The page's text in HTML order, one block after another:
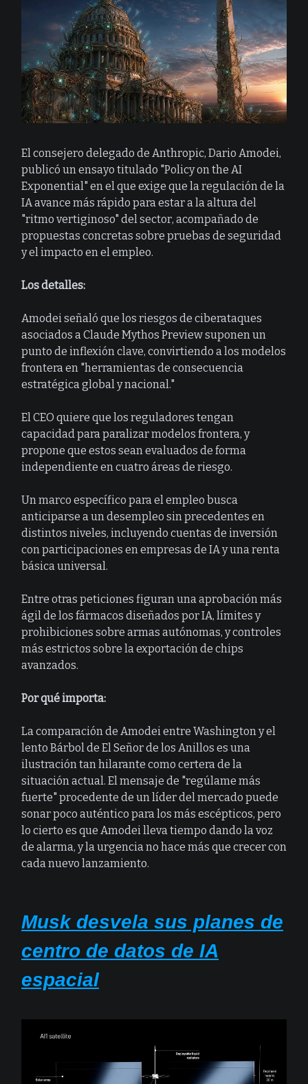
El consejero delegado de Anthropic, Dario Amodei,
publicó un ensayo titulado "Policy on the AI
Exponential" en el que exige que la regulación de la
IA avance más rápido para estar a la altura del
"ritmo vertiginoso" del sector, acompañado de
propuestas concretas sobre pruebas de seguridad
y el impacto en el empleo.
Los detalles:
Amodei señaló que los riesgos de ciberataques
asociados a Claude Mythos Preview suponen un
punto de inflexión clave, convirtiendo a los modelos
frontera en "herramientas de consecuencia
estratégica global y nacional."
El CEO quiere que los reguladores tengan
capacidad para paralizar modelos frontera, y
propone que estos sean evaluados de forma
independiente en cuatro áreas de riesgo.
Un marco específico para el empleo busca
anticiparse a un desempleo sin precedentes en
distintos niveles, incluyendo cuentas de inversión
con participaciones en empresas de IA y una renta
básica universal.
Entre otras peticiones figuran una aprobación más
ágil de los fármacos diseñados por IA, límites y
prohibiciones sobre armas autónomas, y controles
más estrictos sobre la exportación de chips
avanzados.
Por qué importa:
La comparación de Amodei entre Washington y el
lento Bárbol de El Señor de los Anillos es una
ilustración tan hilarante como certera de la
situación actual. El mensaje de "regúlame más
fuerte" procedente de un líder del mercado puede
sonar poco auténtico para los más escépticos, pero
lo cierto es que Amodei lleva tiempo dando la voz
de alarma, y la urgencia no hace más que crecer con
cada nuevo lanzamiento.
Musk desvela sus planes de
centro de datos de IA
espacial